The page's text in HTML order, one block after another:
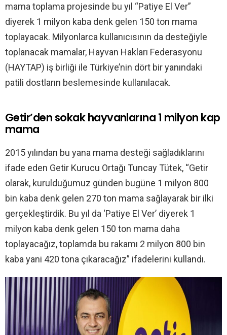
mama toplama projesinde bu yıl “Patiye El Ver”
diyerek 1 milyon kaba denk gelen 150 ton mama
toplayacak. Milyonlarca kullanıcısının da desteğiyle
toplanacak mamalar, Hayvan Hakları Federasyonu
(HAYTAP) iş birliği ile Türkiye’nin dört bir yanındaki
patili dostların beslemesinde kullanılacak.
Getir’den sokak hayvanlarına 1 milyon kap
mama
2015 yılından bu yana mama desteği sağladıklarını
ifade eden Getir Kurucu Ortağı Tuncay Tütek, “Getir
olarak, kurulduğumuz günden bugüne 1 milyon 800
bin kaba denk gelen 270 ton mama sağlayarak bir ilki
gerçekleştirdik. Bu yıl da ‘Patiye El Ver’ diyerek 1
milyon kaba denk gelen 150 ton mama daha
toplayacağız, toplamda bu rakamı 2 milyon 800 bin
kaba yani 420 tona çıkaracağız” ifadelerini kullandı.